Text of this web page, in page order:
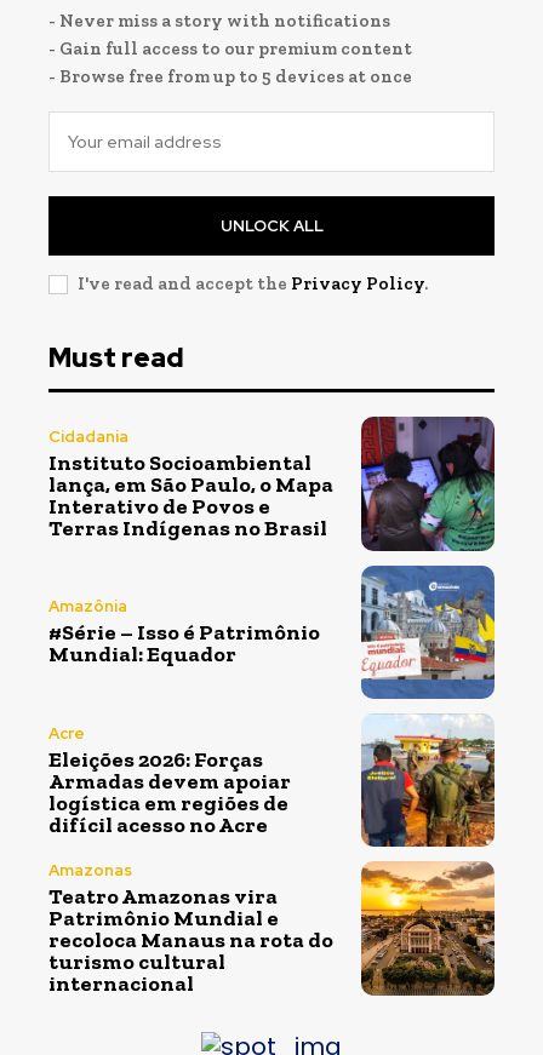
- Never miss a story with notifications
- Gain full access to our premium content
- Browse free from up to 5 devices at once
UNLOCK ALL
I've read and accept the Privacy Policy.
Must read
Cidadania
Instituto Socioambiental
lança, em São Paulo, o Mapa
Interativo de Povos e
Terras Indígenas no Brasil
Amazônia
#Série – Isso é Patrimônio
Mundial: Equador
Acre
Eleições 2026: Forças
Armadas devem apoiar
logística em regiões de
difícil acesso no Acre
Amazonas
Teatro Amazonas vira
Patrimônio Mundial e
recoloca Manaus na rota do
turismo cultural
internacional